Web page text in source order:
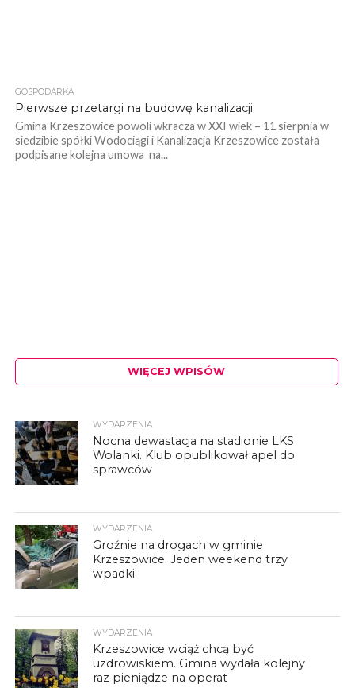
GOSPODARKA
Pierwsze przetargi na budowę kanalizacji
Gmina Krzeszowice powoli wkracza w XXI wiek – 11 sierpnia w
siedzibie spółki Wodociągi i Kanalizacja Krzeszowice została
podpisane kolejna umowa na...
WIĘCEJ WPISÓW
WYDARZENIA
Nocna dewastacja na stadionie LKS
Wolanki. Klub opublikował apel do
sprawców
WYDARZENIA
Groźnie na drogach w gminie
Krzeszowice. Jeden weekend trzy
wpadki
WYDARZENIA
Krzeszowice wciąż chcą być
uzdrowiskiem. Gmina wydała kolejny
raz pieniądze na operat